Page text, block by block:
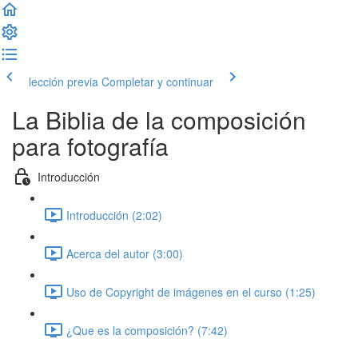
lección previa Completar y continuar
La Biblia de la composición
para fotografía
Introducción
Introducción (2:02)
Acerca del autor (3:00)
Uso de Copyright de imágenes en el curso (1:25)
¿Que es la composición? (7:42)